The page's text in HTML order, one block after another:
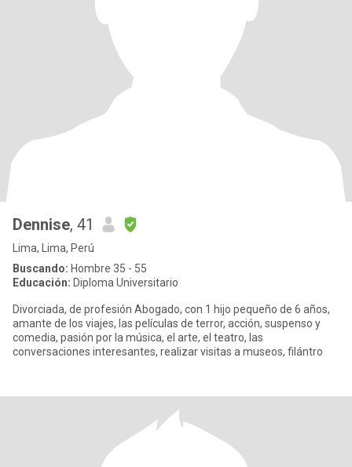
Dennise, 41
Lima, Lima, Perú
Buscando: Hombre 35 - 55
Educación: Diploma Universitario
Divorciada, de profesión Abogado, con 1 hijo pequeño de 6 años,
amante de los viajes, las películas de terror, acción, suspenso y
comedia, pasión por la música, el arte, el teatro, las
conversaciones interesantes, realizar visitas a museos, filántro